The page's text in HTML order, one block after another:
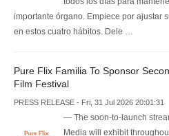
importante órgano. Empiece por ajustar
en estos cuatro hábitos. Dele …
Pure Flix Familia To Sponsor
Film Festival
PRESS RELEASE - Fri, 31 Jul 2026 20:01:31
— The soon-to-launch
Media will exhibit